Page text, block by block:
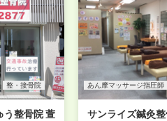
整・接骨院
う整骨院 萱
あん摩マッサージ指圧師
サンライズ鍼灸